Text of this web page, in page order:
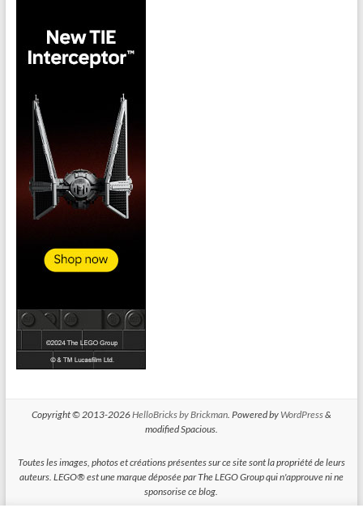
Copyright © 2013-2026HelloBricks by Brickman. Powered by WordPress&
modified Spacious.
Toutes les images, photos et créations présentes sur ce site sont la propriété de leurs
auteurs. LEGO® est une marque déposée par The LEGO Group qui n'approuve ni ne
sponsorise ce blog.